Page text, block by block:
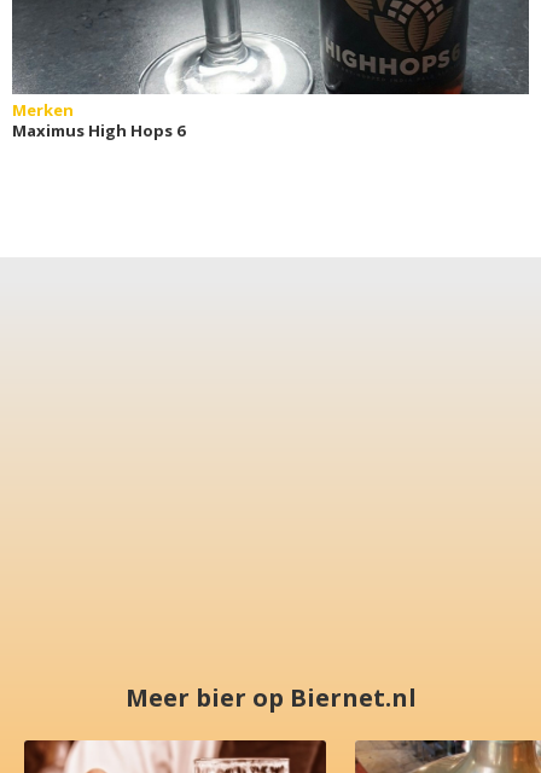
Merken
Maximus High Hops 6
Meer bier op Biernet.nl